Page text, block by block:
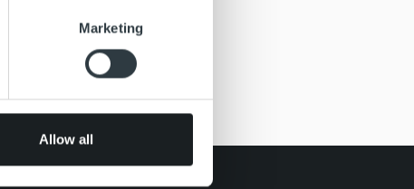
our traffic. We also share
who may combine it with
Marketing
Allow all